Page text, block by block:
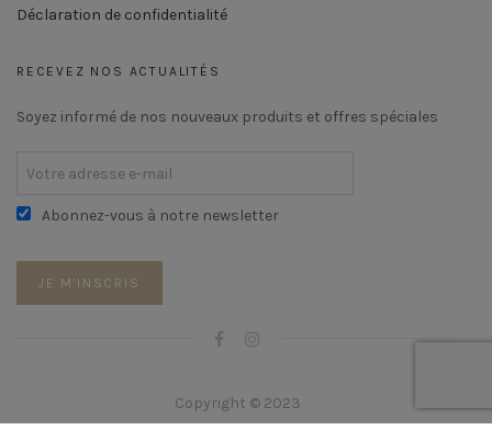
Déclaration de confidentialité
RECEVEZ NOS ACTUALITÉS
Soyez informé de nos nouveaux produits et offres spéciales
Abonnez-vous à notre newsletter
Copyright © 2023